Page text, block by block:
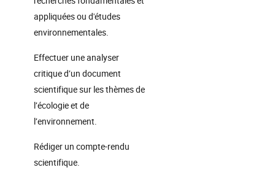
appliquées ou d'études
environnementales.
Effectuer une analyser
critique d’un document
scientifique sur les thèmes de
l’écologie et de
l’environnement.
Rédiger un compte-rendu
scientifique.